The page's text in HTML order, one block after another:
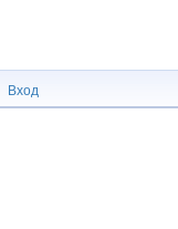
Вход